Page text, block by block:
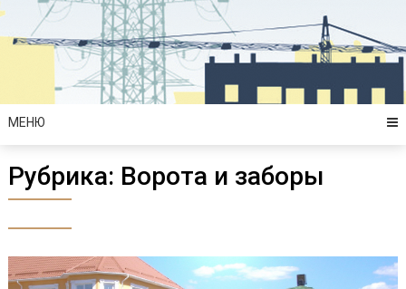
Перейти
содержимому
МЕНЮ
Рубрика: Ворота и заборы